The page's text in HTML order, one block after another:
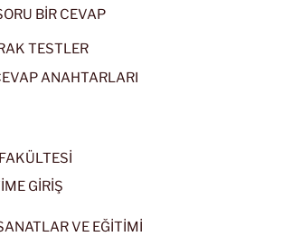
BİR CEVAP
TESTLER
ANAHTARLARI
GİRİŞ
VE EĞİTİMİ